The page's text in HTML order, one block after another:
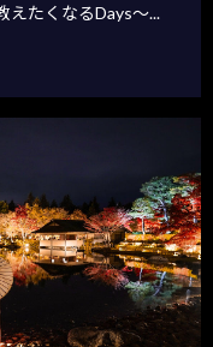
えたくなるDays～...